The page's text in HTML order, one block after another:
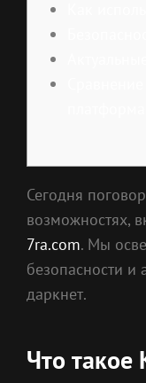
Сегодня
возможностях,
7ra.com. Мы
безопасности и
даркнет.
Что такое